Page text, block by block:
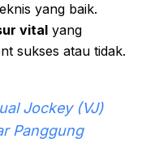
yang baik.
vital yang
sukses atau tidak.
Jockey (VJ)
Panggung